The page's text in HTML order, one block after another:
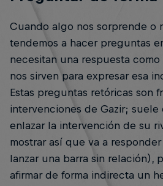
Cuando algo nos sorprende o
tendemos a hacer preguntas
necesitan una respuesta
nos sirven para expresar esa
Estas preguntas retóricas son
intervenciones de Gazir; suele
enlazar la intervención de su
mostrar así que va a
lanzar una barra sin relación),
afirmar de forma indirecta un